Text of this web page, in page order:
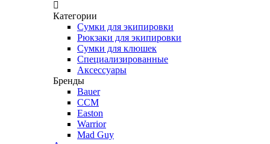
Категории
Сумки для экипировки
Рюкзаки для экипировки
Сумки для клюшек
Специализированные
Аксессуары
Бренды
Bauer
CCM
Easton
Warrior
Mad Guy